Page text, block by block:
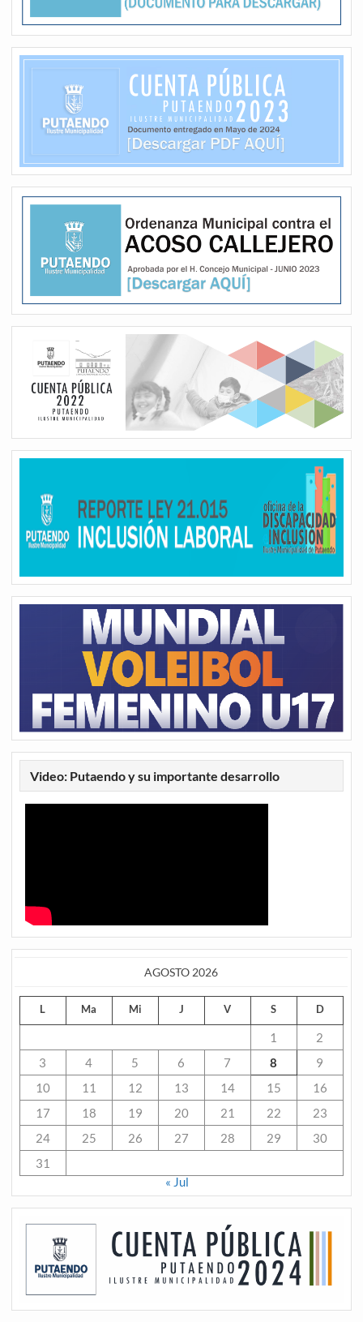
Video: Putaendo y su importante desarrollo
AGOSTO 2026
L Ma Mi J V S D
1
2
3
4 5 6 7 8
9
10
11 12 13 14 15
16
17
18 19 20 21 22
23
24
25 26 27 28 29
30
31
« Jul